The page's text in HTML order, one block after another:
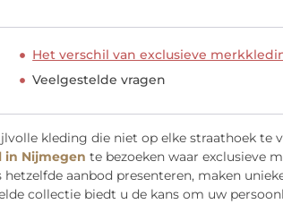
Het verschil van exclusieve
Veelgestelde vragen
kleding die niet op elke straathoek te
Nijmegen te bezoeken waar exclusieve
aanbod presenteren, maken
collectie biedt u de kans om uw